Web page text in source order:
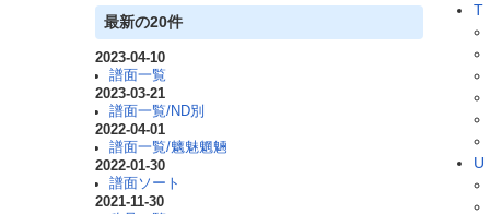
最新の20件
2023-04-10
譜面一覧
2023-03-21
譜面一覧/ND別
2022-04-01
譜面一覧/魑魅魍魎
2022-01-30
譜面ソート
2021-11-30
T
U